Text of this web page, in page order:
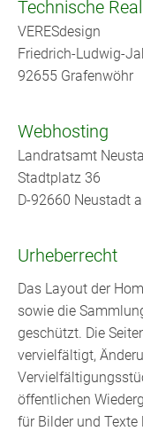
Technische
VERESdesign
Friedrich-Ludwig-
92655 Grafenwöhr
Webhosting
Landratsamt
Stadtplatz 36
D-92660 Neustadt
Urheberrecht
Das Layout der
sowie die
geschützt. Die
vervielfältigt,
öffentlichen
für Bilder und